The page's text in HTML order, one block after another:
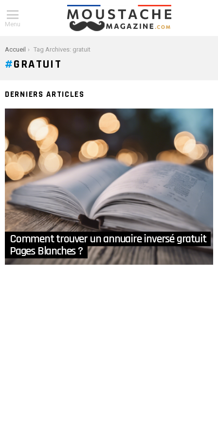
Menu
You are here:
Accueil Tag Archives: gratuit
GRATUIT
DERNIERS ARTICLES
Comment trouver un annuaire inversé gratuit
Pages Blanches ?